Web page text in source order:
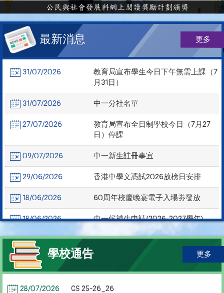
更多
最新消息
31/07/2026
教育局宣布學生今日下午無需上課（7
月31日）
31/07/2026 中一分社名單
27/07/2026
教育局宣布全日制學校今日（7月27
日）停課
09/07/2026 中一新生註冊事宜
29/06/2026 香港中學文憑試2026放榜日安排
18/06/2026 60周年校慶晚宴電子入場劵發放
18/06/2026 中一候補生申請(2026-2027學年)
更多
學校通告
28/07/2026
CS 25-26_26